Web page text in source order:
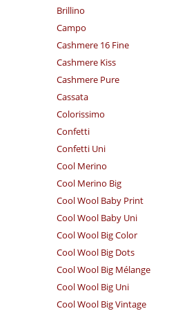
Brillino
Campo
Cashmere 16 Fine
Cashmere Kiss
Cashmere Pure
Cassata
Colorissimo
Confetti
Confetti Uni
Cool Merino
Cool Merino Big
Cool Wool Baby Print
Cool Wool Baby Uni
Cool Wool Big Color
Cool Wool Big Dots
Cool Wool Big Mélange
Cool Wool Big Uni
Cool Wool Big Vintage